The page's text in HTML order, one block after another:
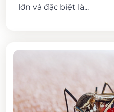
lớn và đặc biệt là...